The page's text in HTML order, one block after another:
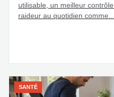
utilisable, un meilleur
raideur au quotidien comme…
SANTÉ